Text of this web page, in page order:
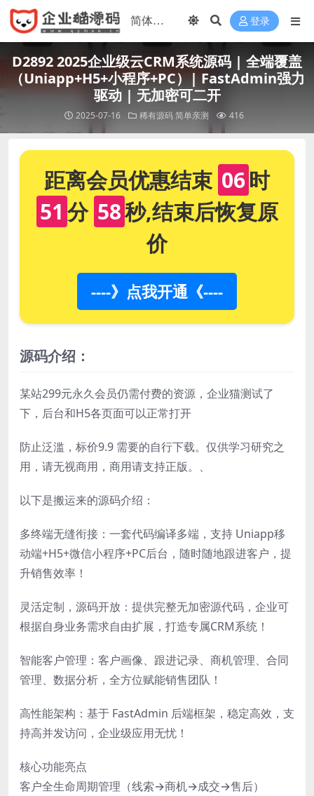
登录
D2892 2025企业级云CRM系统源码 | 全端覆盖
（Uniapp+H5+小程序+PC）| FastAdmin强力
驱动 | 无加密可二开
2025-07-16 稀有源码简单亲测 416
距离会员优惠结束 06时
51 分 57秒,结束后恢复原
价
----》点我开通《----
源码介绍：
某站299元永久会员仍需付费的资源，企业猫测试了
下，后台和H5各页面可以正常打开
防止泛滥，标价9.9 需要的自行下载。仅供学习研究之
用，请无视商用，商用请支持正版。、
以下是搬运来的源码介绍：
多终端无缝衔接：一套代码编译多端，支持 Uniapp移
动端+H5+微信小程序+PC后台，随时随地跟进客户，提
升销售效率！
灵活定制，源码开放：提供完整无加密源代码，企业可
根据自身业务需求自由扩展，打造专属CRM系统！
智能客户管理：客户画像、跟进记录、商机管理、合同
管理、数据分析，全方位赋能销售团队！
高性能架构：基于 FastAdmin 后端框架，稳定高效，支
持高并发访问，企业级应用无忧！
核心功能亮点
客户全生命周期管理（线索→商机→成交→售后）